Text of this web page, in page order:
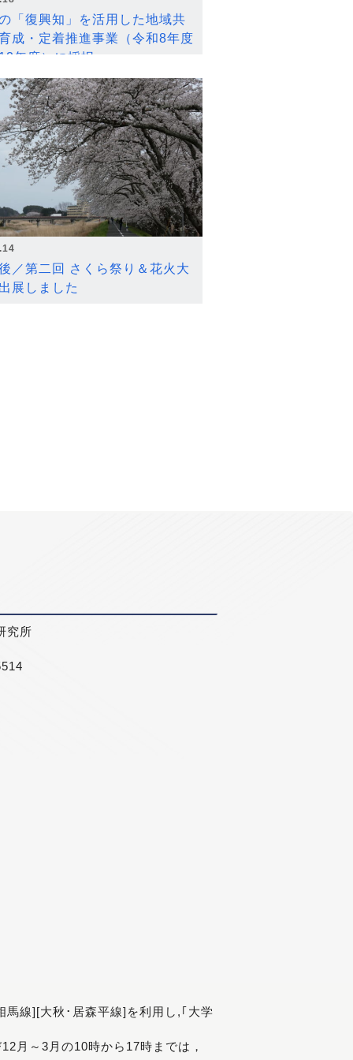
「復興知」を活用した地域共
成・定着推進事業（令和8年度
年度）に採択
／第二回 さくら祭り＆花火大
展しました
究所
線][大秋･居森平線]を利用し,｢大学
月～3月の10時から17時までは，